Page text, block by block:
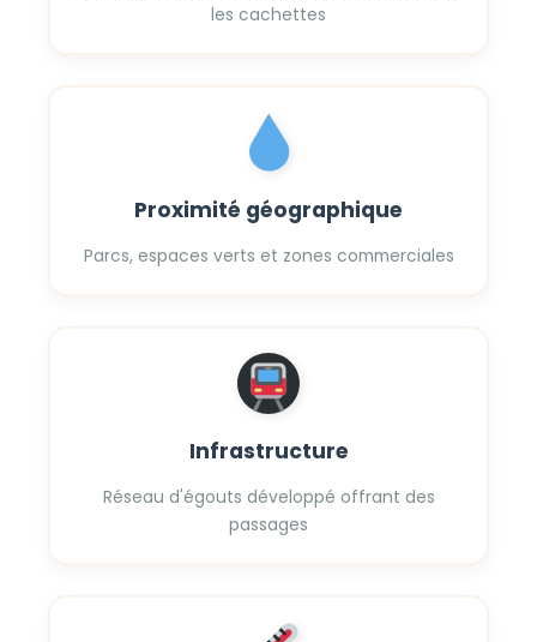
les cachettes
Proximité géographique
Parcs, espaces verts et zones commerciales
Infrastructure
Réseau d'égouts développé offrant des
passages